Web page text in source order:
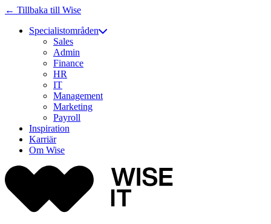
← Tillbaka till Wise
Specialistområden
Sales
Admin
Finance
HR
IT
Management
Marketing
Payroll
Inspiration
Karriär
Om Wise